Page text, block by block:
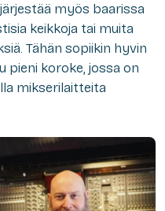
myös baarissa
keikkoja tai muita
Tähän sopiikin hyvin
pieni koroke, jossa on
mikserilaitteita